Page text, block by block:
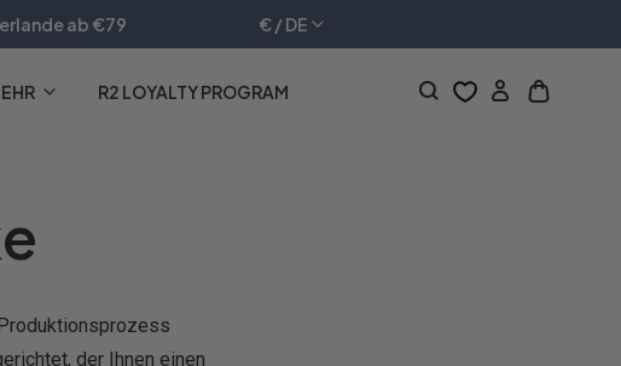
ab €79 € / DE
R2 LOYALTY PROGRAM
der Ihnen einen